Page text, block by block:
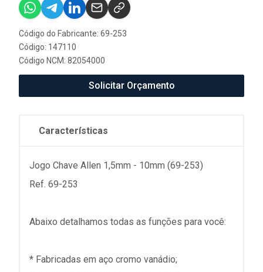
Código do Fabricante: 69-253
Código: 147110
Código NCM: 82054000
Solicitar Orçamento
Características
Jogo Chave Allen 1,5mm - 10mm (69-253)
Ref. 69-253
Abaixo detalhamos todas as funções para você:
* Fabricadas em aço cromo vanádio;